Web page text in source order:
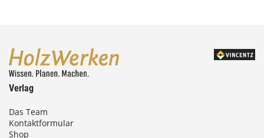
Verlag
Das Team
Kontaktformular
Shop